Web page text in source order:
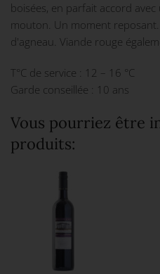
boisées, en parfait accord
mouton. Un moment
d'agneau. Viande rouge
T°C de service : 12 – 16 °C
Garde conseillée : 10 ans
Vous pourriez être
produits: